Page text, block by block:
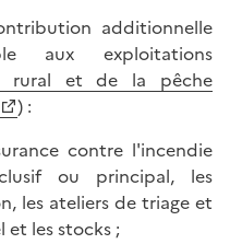
additionnelle
aux exploitations
rural et de la pêche
) :
contre l'incendie
ou principal, les
les ateliers de triage et
les stocks ;